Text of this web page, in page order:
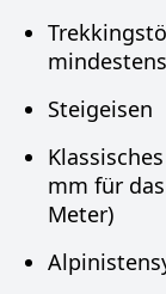
Steigeisen
mm für
Meter)